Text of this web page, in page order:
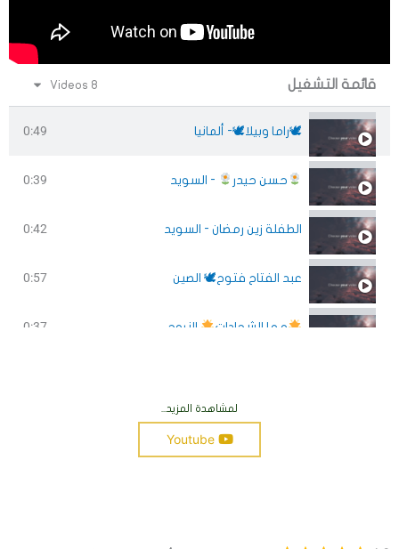
قائمة التشغيل 8 Videos
🕊راما وبيلا🕊- ألمانيا 0:49
حسن حيدر - السويد 0:39
الطفلة زين رمضان - السويد 0:42
عبد الفتاح فتوح🕊 الصين 0:57
مها الشحادات النروج 0:37
شام الشلبي - تركيا
لمشاهدة المزيد...
Youtube